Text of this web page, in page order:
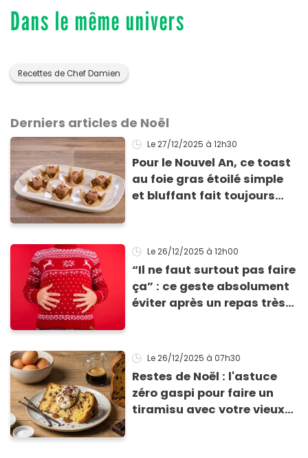
Dans le même univers
Recettes de Chef Damien
Derniers articles de Noël
Le 27/12/2025 à 12h30
Pour le Nouvel An, ce toast
au foie gras étoilé simple
et bluffant fait toujours
Le 26/12/2025 à 12h00
“Il ne faut surtout pas faire
ça” : ce geste absolument
éviter après un repas très
Le 26/12/2025 à 07h30
Restes de Noël : l'astuce
zéro gaspi pour faire un
tiramisu avec votre vieux